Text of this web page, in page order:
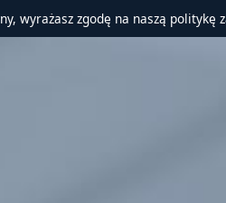
wyrażasz zgodę na naszą politykę